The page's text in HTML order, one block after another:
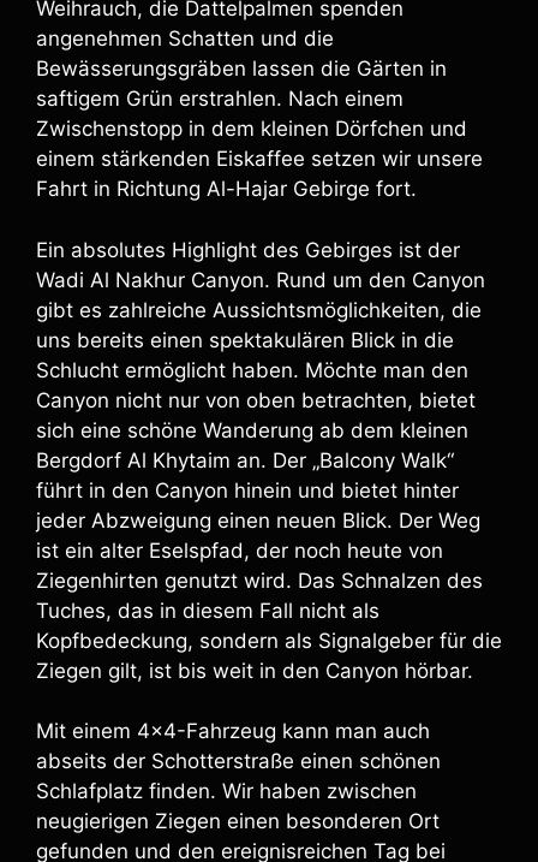
Weihrauch, die Dattelpalmen spenden
angenehmen Schatten und die
Bewässerungsgräben lassen die Gärten in
saftigem Grün erstrahlen. Nach einem
Zwischenstopp in dem kleinen Dörfchen und
einem stärkenden Eiskaffee setzen wir unsere
Fahrt in Richtung Al-Hajar Gebirge fort.
Ein absolutes Highlight des Gebirges ist der
Wadi Al Nakhur Canyon. Rund um den Canyon
gibt es zahlreiche Aussichtsmöglichkeiten, die
uns bereits einen spektakulären Blick in die
Schlucht ermöglicht haben. Möchte man den
Canyon nicht nur von oben betrachten, bietet
sich eine schöne Wanderung ab dem kleinen
Bergdorf Al Khytaim an. Der „Balcony Walk“
führt in den Canyon hinein und bietet hinter
jeder Abzweigung einen neuen Blick. Der Weg
ist ein alter Eselspfad, der noch heute von
Ziegenhirten genutzt wird. Das Schnalzen des
Tuches, das in diesem Fall nicht als
Kopfbedeckung, sondern als Signalgeber für die
Ziegen gilt, ist bis weit in den Canyon hörbar.
Mit einem 4×4-Fahrzeug kann man auch
abseits der Schotterstraße einen schönen
Schlafplatz finden. Wir haben zwischen
neugierigen Ziegen einen besonderen Ort
gefunden und den ereignisreichen Tag bei